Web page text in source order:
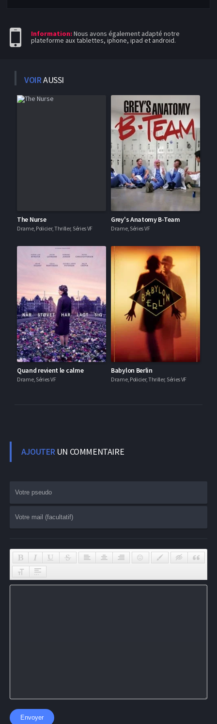
Information: Nous avons également adapté notre
plateforme aux tablettes, iphone, ipad et android.
VOIRAUSSI
The Nurse
Drame, Policier, Thriller, Séries VF
Grey's Anatomy B-Team
Drame, Séries VF
Quand revient le calme
Drame, Séries VF
Babylon Berlin
Drame, Policier, Thriller, Séries VF
AJOUTERUN COMMENTAIRE
Envoyer